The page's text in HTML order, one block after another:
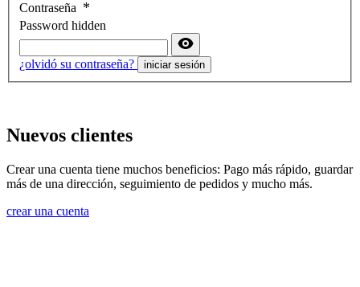
Contraseña
Password hidden
¿olvidó su contraseña? iniciar sesión
Nuevos clientes
Crear una cuenta tiene muchos beneficios: Pago más rápido, guardar
más de una dirección, seguimiento de pedidos y mucho más.
crear una cuenta